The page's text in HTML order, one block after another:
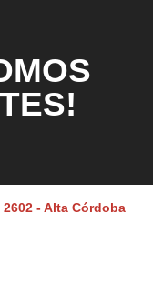
- Alta Córdoba